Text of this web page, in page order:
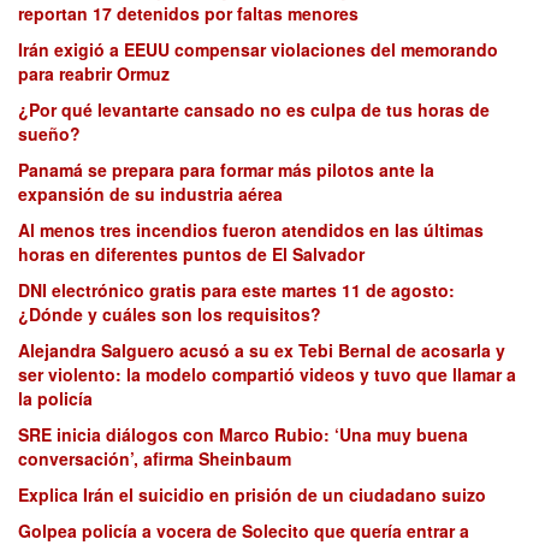
reportan 17 detenidos por faltas menores
Irán exigió a EEUU compensar violaciones del memorando
para reabrir Ormuz
¿Por qué levantarte cansado no es culpa de tus horas de
sueño?
Panamá se prepara para formar más pilotos ante la
expansión de su industria aérea
Al menos tres incendios fueron atendidos en las últimas
horas en diferentes puntos de El Salvador
DNI electrónico gratis para este martes 11 de agosto:
¿Dónde y cuáles son los requisitos?
Alejandra Salguero acusó a su ex Tebi Bernal de acosarla y
ser violento: la modelo compartió videos y tuvo que llamar a
la policía
SRE inicia diálogos con Marco Rubio: ‘Una muy buena
conversación’, afirma Sheinbaum
Explica Irán el suicidio en prisión de un ciudadano suizo
Golpea policía a vocera de Solecito que quería entrar a